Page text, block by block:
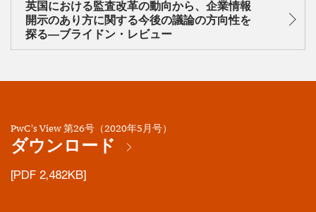
英国における監査改革の動向から、企業情報
開示のあり方に関する今後の議論の方向性を
探る―ブライドン・レビュー
PwC’s View 第26号（2020年5月号）
ダウンロード
[PDF 2,482KB]